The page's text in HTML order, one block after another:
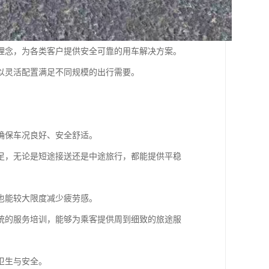
，为各类客户提供安全可靠的用车解决方案。
活配置满足不同规模的出行需要。
车况良好、安全舒适。
无论是短途接送还是中途旅行，都能提供平稳
较大限度减少疲劳感。
服务培训，能够为乘客提供周到细致的旅途服
与安全。